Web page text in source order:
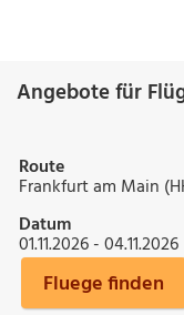
Angebote für
Route
Frankfurt am Main
Datum
01.11.2026 - 04.11.2026
Fluege finden